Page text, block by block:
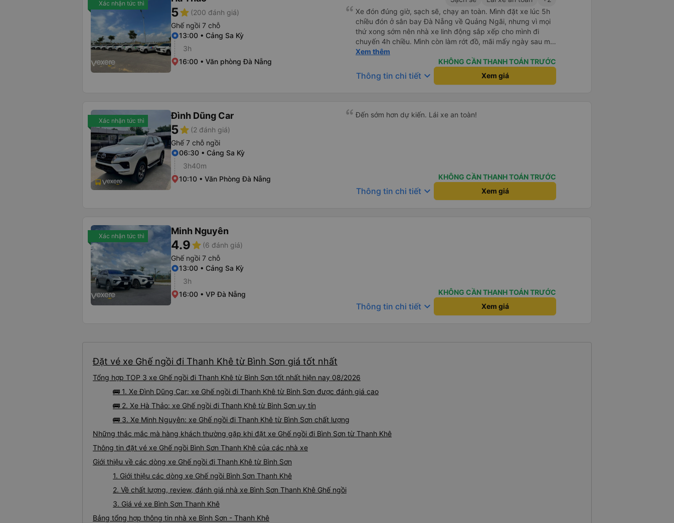
Xác nhận tức thì
5star (200 đánh giá)
Ghế ngồi 7 chỗ
13:00 • Cảng Sa Kỳ
3h
16:00 • Văn phòng Đà Nẵng
Xe đón đúng giờ, sạch sẽ, chạy an toàn. Mình đặt xe lúc 5h
chiều đón ở sân bay Đà Nẵng về Quảng Ngãi, nhưng vì mọi
thứ xong sớm nên nhà xe linh động sắp xếp cho mình đi
chuyến 4h chiều. Mình còn làm rớt đồ, mãi mấy ngày sau mới
phát hiện ra, và phía nhà xe cũng giúp mình tìm lại. Lần sau
nếu di chuyển Đà Nẵng - Quảng Ngãi thì mình sẽ đi tiếp với
nhà xe Hà Thảo.
Xem thêm
KHÔNG CẦN THANH TOÁN TRƯỚC
Thông tin chi tiết keyboard_arrow_down Xem giá
Xác nhận tức thì Đình Dũng Car
5star (2 đánh giá)
Ghế 7 chỗ ngồi
06:30 • Cảng Sa Kỳ
3h40m
10:10 • Văn Phòng Đà Nẵng
Đến sớm hơn dự kiến. Lái xe an toàn!
KHÔNG CẦN THANH TOÁN TRƯỚC
Thông tin chi tiết keyboard_arrow_down Xem giá
Xác nhận tức thì Minh Nguyên
4.9star (6 đánh giá)
Ghế ngồi 7 chỗ
13:00 • Cảng Sa Kỳ
3h
16:00 • VP Đà Nẵng
KHÔNG CẦN THANH TOÁN TRƯỚC
Thông tin chi tiết keyboard_arrow_down Xem giá
Đặt vé xe Ghế ngồi đi Thanh Khê từ Bình Sơn giá tốt nhất
Tổng hợp TOP 3 xe Ghế ngồi đi Thanh Khê từ Bình Sơn tốt nhất hiện nay 08/2026
🚌 1. Xe Đình Dũng Car: xe Ghế ngồi đi Thanh Khê từ Bình Sơn được đánh giá cao
🚌 2. Xe Hà Thảo: xe Ghế ngồi đi Thanh Khê từ Bình Sơn uy tín
🚌 3. Xe Minh Nguyên: xe Ghế ngồi đi Thanh Khê từ Bình Sơn chất lượng
Những thắc mắc mà hàng khách thường gặp khi đặt xe Ghế ngồi đi Bình Sơn từ Thanh Khê
Thông tin đặt vé xe Ghế ngồi Bình Sơn Thanh Khê của các nhà xe
Giới thiệu về các dòng xe Ghế ngồi đi Thanh Khê từ Bình Sơn
1. Giới thiệu các dòng xe Ghế ngồi Bình Sơn Thanh Khê
2. Về chất lượng, review, đánh giá nhà xe Bình Sơn Thanh Khê Ghế ngồi
3. Giá vé xe Bình Sơn Thanh Khê
Bảng tổng hợp thông tin nhà xe Bình Sơn - Thanh Khê